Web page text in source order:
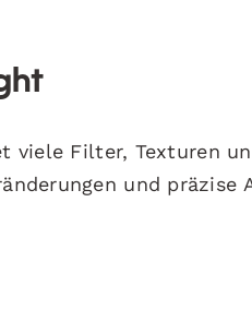
viele Filter, Texturen
und